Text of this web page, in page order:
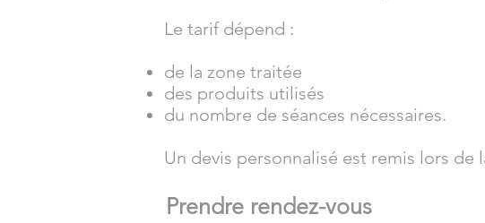
Le tarif dépend :
de la zone traitée
des produits utilisés
du nombre de séances nécessaires.
Un devis personnalisé est remis lors de
Prendre rendez-vous